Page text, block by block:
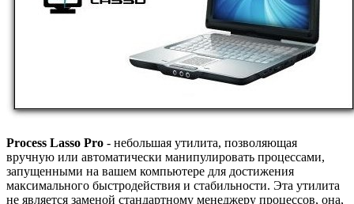
Process Lasso Pro - небольшая утилита, позволяющая
вручную или автоматически манипулировать процессами,
запущенными на вашем компьютере для достижения
максимального быстродействия и стабильности. Эта утилита
не является заменой стандартному менеджеру процессов, она,